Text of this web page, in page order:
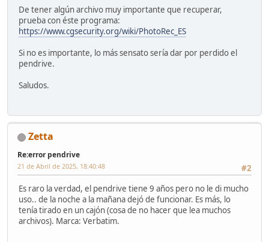
De tener algún archivo muy importante que recuperar,
prueba con éste programa:
https://www.cgsecurity.org/wiki/PhotoRec_ES
Si no es importante, lo más sensato sería dar por perdido el
pendrive.
Saludos.
Zetta
Re:error pendrive
#2
21 de Abril de 2025, 18:40:48
Es raro la verdad, el pendrive tiene 9 años pero no le di mucho
uso.. de la noche a la mañana dejó de funcionar. Es más, lo
tenía tirado en un cajón (cosa de no hacer que lea muchos
archivos). Marca: Verbatim.